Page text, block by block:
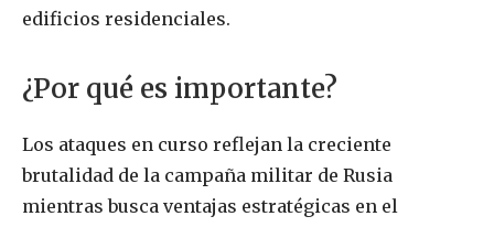
edificios residenciales.
¿Por qué es importante?
Los ataques en curso reflejan la creciente
brutalidad de la campaña militar de Rusia
mientras busca ventajas estratégicas en el